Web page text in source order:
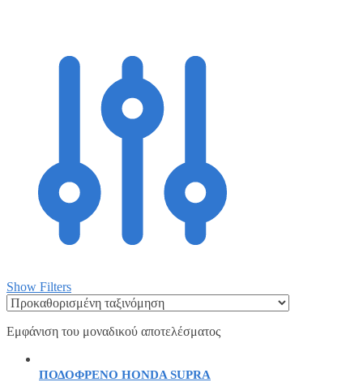
Show Filters
Εμφάνιση του μοναδικού αποτελέσματος
ΠΟΔΟΦΡΕΝΟ HONDA SUPRA